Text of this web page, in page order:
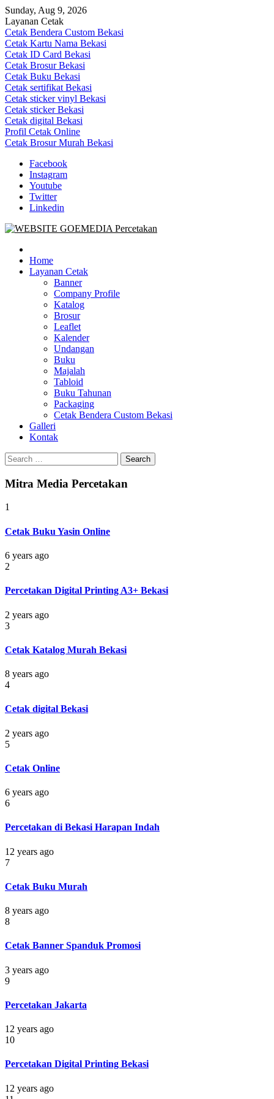
Skip
to
content
Sunday, Aug 9, 2026
Layanan Cetak
Cetak Bendera Custom Bekasi
Cetak Kartu Nama Bekasi
Cetak ID Card Bekasi
Cetak Brosur Bekasi
Cetak Buku Bekasi
Cetak sertifikat Bekasi
Cetak sticker vinyl Bekasi
Cetak sticker Bekasi
Cetak digital Bekasi
Profil Cetak Online
Cetak Brosur Murah Bekasi
Facebook
Instagram
Youtube
Twitter
Linkedin
Goe Media Percetakan | 0822-4439-5599 (Call/WA)
0822-4439-5599 (Call/WA) Percetakan jasa cetak banner buku yasin
invoice kartu nama label map nota spanduk stiker undangan
pernikahan murah online 24 jam
Home
Layanan Cetak
Banner
Company Profile
Katalog
Brosur
Leaflet
Kalender
Undangan
Buku
Majalah
Tabloid
Buku Tahunan
Packaging
Cetak Bendera Custom Bekasi
Galleri
Kontak
Search
for:
Mitra Media Percetakan
1
Cetak Buku Yasin Online
6 years ago
2
Percetakan Digital Printing A3+ Bekasi
2 years ago
3
Cetak Katalog Murah Bekasi
8 years ago
4
Cetak digital Bekasi
2 years ago
5
Cetak Online
6 years ago
6
Percetakan di Bekasi Harapan Indah
12 years ago
7
Cetak Buku Murah
8 years ago
8
Cetak Banner Spanduk Promosi
3 years ago
9
Percetakan Jakarta
12 years ago
10
Percetakan Digital Printing Bekasi
12 years ago